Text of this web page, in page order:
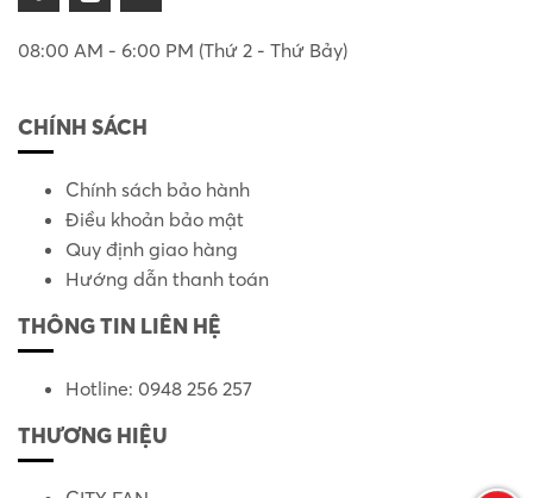
08:00 AM - 6:00 PM (Thứ 2 - Thứ Bảy)
CHÍNH SÁCH
Chính sách bảo hành
Điều khoản bảo mật
Quy định giao hàng
Hướng dẫn thanh toán
THÔNG TIN LIÊN HỆ
Hotline: 0948 256 257
THƯƠNG HIỆU